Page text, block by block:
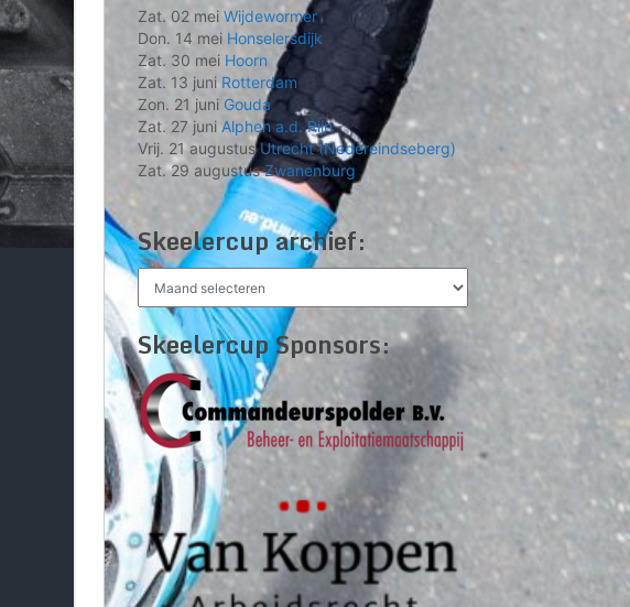
Zat. 02 mei Wijdewormer
Don. 14 mei Honselersdijk
Zat. 30 mei Hoorn
Zat. 13 juniRotterdam
Zon. 21 juni Gouda
Zat. 27 juni Alphen a.d. Rijn
Vrij. 21 augustusUtrecht (Nedereindseberg)
Zat. 29 augustusZwanenburg
Skeelercup archief:
Skeelercup
archief:
Skeelercup Sponsors: